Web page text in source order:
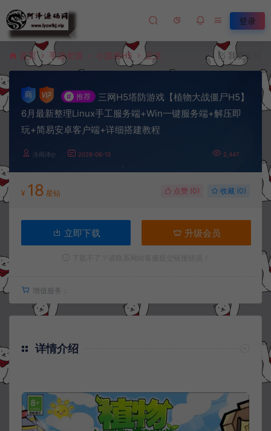
登录
首页 手游资源 小游戏H5 正文 我要投稿
# 推荐
三网H5塔防游戏【植物大战僵尸H5】
6月最新整理Linux手工服务端+Win一键服务端+解压即
玩+简易安卓客户端+详细搭建教程
冷雨泽ღ 2026-06-13 2,447
¥ 18 星钻 点赞 (0) 收藏 (0)
立即下载 升级会员
增值服务：
详情介绍